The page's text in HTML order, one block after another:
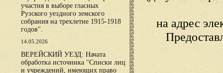
участия в выборе гласных
Рузского уездного земского
собрания на трехлетие 1915-1918
годов".
14.05.2026
ВЕРЕЙСКИЙ УЕЗД: Начата
обработка источника "Списки лиц
и учреждений, имеющих право
на адрес